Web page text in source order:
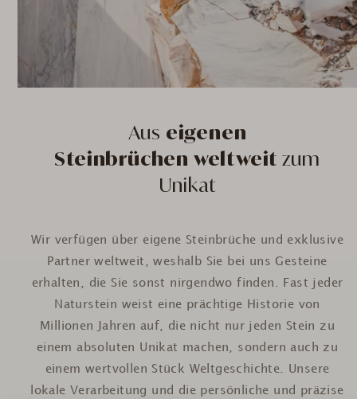
Aus eigenen
Steinbrüchen weltweit zum
Unikat
Wir verfügen über eigene Steinbrüche und exklusive
Partner weltweit, weshalb Sie bei uns Gesteine
erhalten, die Sie sonst nirgendwo finden. Fast jeder
Naturstein weist eine prächtige Historie von
Millionen Jahren auf, die nicht nur jeden Stein zu
einem absoluten Unikat machen, sondern auch zu
einem wertvollen Stück Weltgeschichte. Unsere
lokale Verarbeitung und die persönliche und präzise